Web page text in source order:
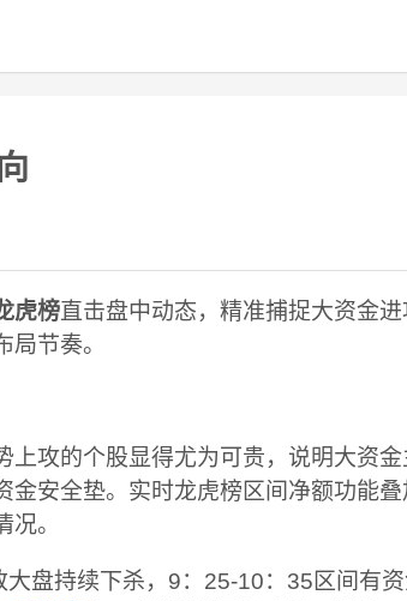
虎榜直击盘中动态，精准捕捉大资金进
节奏。
攻的个股显得尤为可贵，说明大资金
金安全垫。实时龙虎榜区间净额功能
。
盘持续下杀，9：25-10：35区间有